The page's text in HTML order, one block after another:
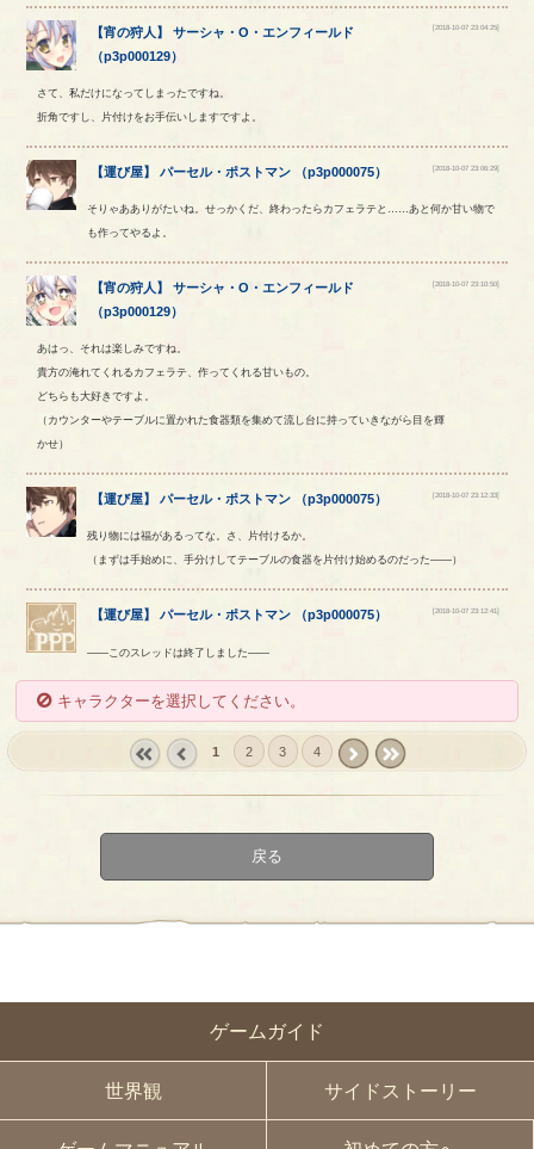
ゲームガイド
世界観 サイドストーリー
【宵の狩人 】サーシャ ・O ・ エンフィールド
（p3p000129）
[2018-10-07 23:04:25]
さて、私だけになってしまったですね。
折角ですし、片付けをお手伝いしますですよ。
【運び屋】パーセル・ ポストマン （p3p000075） [2018-10-07 23:06:29]
そりゃあありがたいね。せっかくだ、終わったらカフェラテと……あと何か甘い物で
も作ってやるよ。
【宵の狩人 】サーシャ ・O ・ エンフィールド
（p3p000129）
[2018-10-07 23:10:50]
あはっ、それは楽しみですね。
貴方の淹れてくれるカフェラテ、作ってくれる甘いもの。
どちらも大好きですよ。
（カウンターやテーブルに置かれた食器類を集めて流し台に持っていきながら目を輝
かせ）
【運び屋】パーセル・ ポストマン （p3p000075） [2018-10-07 23:12:33]
残り物には福があるってな。さ、片付けるか。
（まずは手始めに、手分けしてテーブルの食器を片付け始めるのだった――）
【運び屋】パーセル・ポストマン （p3p000075） [2018-10-07 23:12:41]
――このスレッドは終了しました――
キャラクターを選択してください。
1 2 3 4
戻る